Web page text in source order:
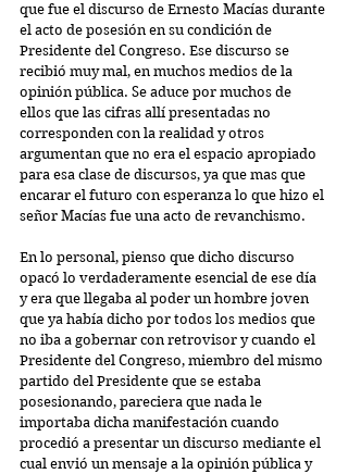
que fue el discurso de Ernesto Macías durante
el acto de posesión en su condición de
Presidente del Congreso. Ese discurso se
recibió muy mal, en muchos medios de la
opinión pública. Se aduce por muchos de
ellos que las cifras allí presentadas no
corresponden con la realidad y otros
argumentan que no era el espacio apropiado
para esa clase de discursos, ya que mas que
encarar el futuro con esperanza lo que hizo el
señor Macías fue una acto de revanchismo.
En lo personal, pienso que dicho discurso
opacó lo verdaderamente esencial de ese día
y era que llegaba al poder un hombre joven
que ya había dicho por todos los medios que
no iba a gobernar con retrovisor y cuando el
Presidente del Congreso, miembro del mismo
partido del Presidente que se estaba
posesionando, pareciera que nada le
importaba dicha manifestación cuando
procedió a presentar un discurso mediante el
cual envió un mensaje a la opinión pública y